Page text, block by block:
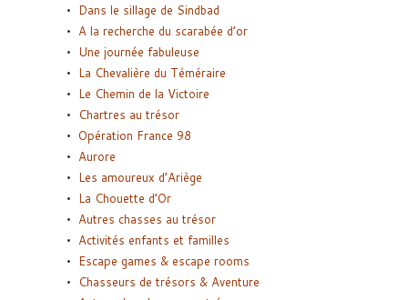
Dans le sillage de Sindbad
A la recherche du scarabée d’or
Une journée fabuleuse
La Chevalière du Téméraire
Le Chemin de la Victoire
Chartres au trésor
Opération France 98
Aurore
Les amoureux d’Ariège
La Chouette d’Or
Autres chasses au trésor
Activités enfants et familles
Escape games & escape rooms
Chasseurs de trésors & Aventure